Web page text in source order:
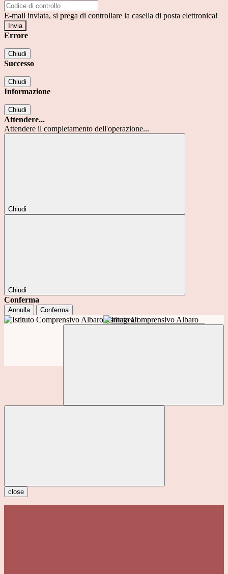
E-mail inviata, si prega di controllare la casella di posta elettronica!
Errore
Chiudi
Successo
Chiudi
Informazione
Chiudi
Attendere...
Attendere il completamento dell'operazione...
Chiudi
Chiudi
Conferma
Annulla Conferma
Istituto Comprensivo Albaro
close